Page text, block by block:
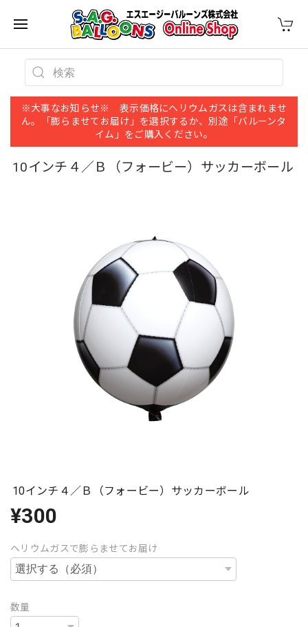
※大事なお知らせ※ 表示価格にヘリウムガスは含まれませ
ん。「膨らませてお届け」を選択するか、別途「バルーンタ
イム」をご購入ください。
10インチ４／Ｂ（フォービー）サッカーボール
10インチ４／Ｂ（フォービー）サッカーボール
¥300
ヘリウムガスで膨らませてお届け
数量